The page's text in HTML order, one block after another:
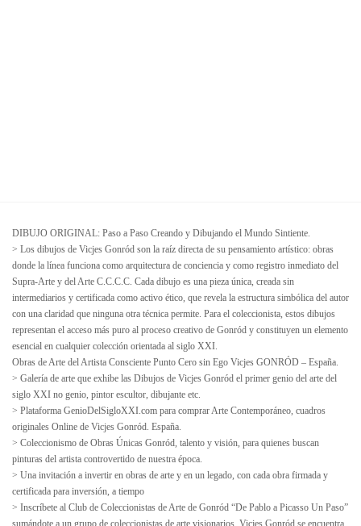
DIBUJO ORIGINAL: Paso a Paso Creando y Dibujando el Mundo Sintiente.
> Los dibujos de Vicjes Gonród son la raíz directa de su pensamiento artístico: obras
donde la línea funciona como arquitectura de conciencia y como registro inmediato del
Supra‑Arte y del Arte C.C.C.C. Cada dibujo es una pieza única, creada sin
intermediarios y certificada como activo ético, que revela la estructura simbólica del autor
con una claridad que ninguna otra técnica permite. Para el coleccionista, estos dibujos
representan el acceso más puro al proceso creativo de Gonród y constituyen un elemento
esencial en cualquier colección orientada al siglo XXI.
Obras de Arte del Artista Consciente Punto Cero sin Ego Vicjes GONRÓD – España.
> Galería de arte que exhibe las Dibujos de Vicjes Gonród el primer genio del arte del
siglo XXI no genio, pintor escultor, dibujante etc.
> Plataforma GenioDelSigloXXI.com para comprar Arte Contemporáneo, cuadros
originales Online de Vicjes Gonród. España.
> Coleccionismo de Obras Únicas Gonród, talento y visión, para quienes buscan
pinturas del artista controvertido de nuestra época.
> Una invitación a invertir en obras de arte y en un legado, con cada obra firmada y
certificada para inversión, a tiempo
> Inscríbete al Club de Coleccionistas de Arte de Gonród “De Pablo a Picasso Un Paso”
sumándote a un grupo de coleccionistas de arte visionarios. Vicjes Gonród se encuentra